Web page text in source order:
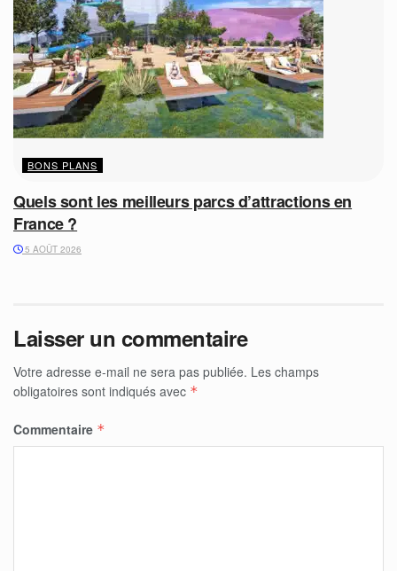
BONS PLANS
Quels sont les meilleurs parcs d’attractions en
France ?
5 AOÛT 2026
Laisser un commentaire
Votre adresse e-mail ne sera pas publiée. Les champs
obligatoires sont indiqués avec *
Commentaire *